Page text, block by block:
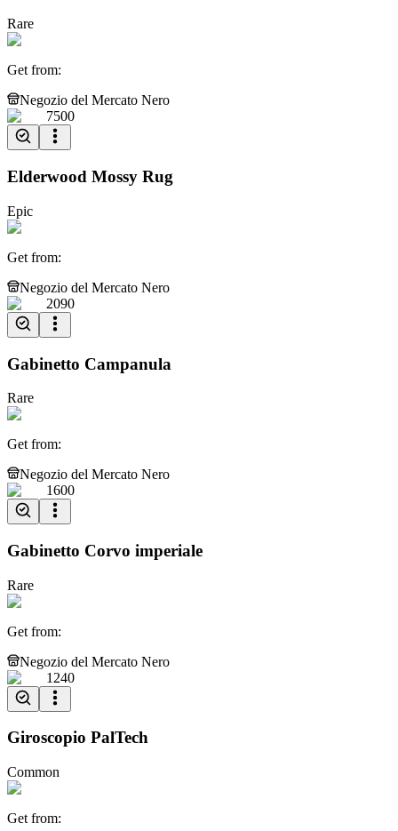
Rare
Get from:
Negozio del Mercato Nero
7500
Elderwood Mossy Rug
Epic
Get from:
Negozio del Mercato Nero
2090
Gabinetto Campanula
Rare
Get from:
Negozio del Mercato Nero
1600
Gabinetto Corvo imperiale
Rare
Get from:
Negozio del Mercato Nero
1240
Giroscopio PalTech
Common
Get from: